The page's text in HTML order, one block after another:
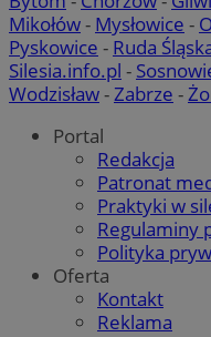
Mikołów- Mysłowice -
Pyskowice - Ruda
Silesia.info.pl -
Wodzisław-Zabrze -
Portal
Redakcja
Patronat
Praktyki w
Regulaminy
Polityka
Oferta
Kontakt
Reklama